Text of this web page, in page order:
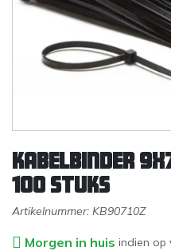
Kabelbinder
100 stuks
Artikelnummer: KB90710Z
Morgen in huis indien op